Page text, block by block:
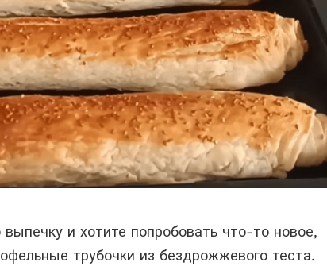
и хотите попробовать что-то новое,
трубочки из бездрожжевого теста.